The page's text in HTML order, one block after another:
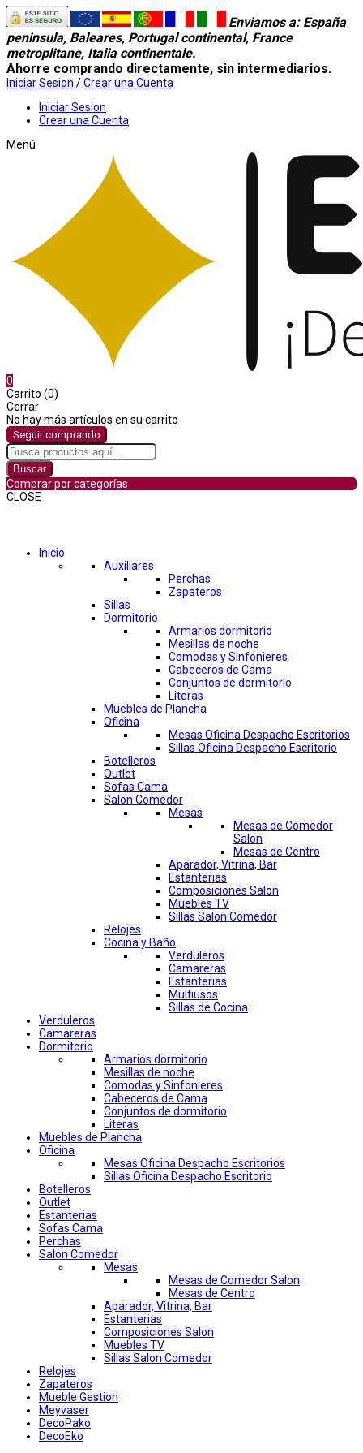
Enviamos a: España
peninsula, Baleares, Portugal continental, France
metroplitane, Italia continentale.
Ahorre comprando directamente, sin intermediarios.
Iniciar Sesion /Crear una Cuenta
Iniciar Sesion
Crear una Cuenta
Menú
0
Carrito (0)
Cerrar
No hay más artículos en su carrito
Seguir comprando
Buscar
Comprar por categorías
CLOSE
Inicio
Auxiliares
Perchas
Zapateros
Sillas
Dormitorio
Armarios dormitorio
Mesillas de noche
Comodas y Sinfonieres
Cabeceros de Cama
Conjuntos de dormitorio
Literas
Muebles de Plancha
Oficina
Mesas Oficina Despacho Escritorios
Sillas Oficina Despacho Escritorio
Botelleros
Outlet
Sofas Cama
Salon Comedor
Mesas
Mesas de Comedor
Salon
Mesas de Centro
Aparador, Vitrina, Bar
Estanterias
Composiciones Salon
Muebles TV
Sillas Salon Comedor
Relojes
Cocina y Baño
Verduleros
Camareras
Estanterias
Multiusos
Sillas de Cocina
Verduleros
Camareras
Dormitorio
Armarios dormitorio
Mesillas de noche
Comodas y Sinfonieres
Cabeceros de Cama
Conjuntos de dormitorio
Literas
Muebles de Plancha
Oficina
Mesas Oficina Despacho Escritorios
Sillas Oficina Despacho Escritorio
Botelleros
Outlet
Estanterias
Sofas Cama
Perchas
Salon Comedor
Mesas
Mesas de Comedor Salon
Mesas de Centro
Aparador, Vitrina, Bar
Estanterias
Composiciones Salon
Muebles TV
Sillas Salon Comedor
Relojes
Zapateros
Mueble Gestion
Meyvaser
DecoPako
DecoEko